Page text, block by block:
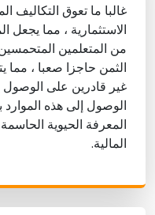
غالبا ما تعوق التكاليف
الاستثمارية ، مما يجعل
من المتعلمين
الثمن حاجزا صعبا ، مما
غير قادرين على الوصول
الوصول إلى هذه الموارد
المعرفة الحيوية
المالية.